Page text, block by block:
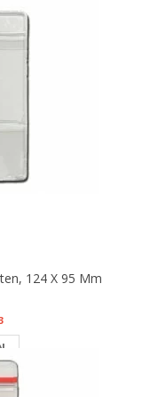
124 X 95 Mm